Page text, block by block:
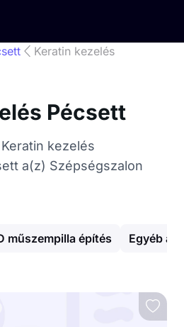
Keratin kezelés
Pécsett
kezelés
a(z) Szépségszalon
műszempilla építés Egyéb